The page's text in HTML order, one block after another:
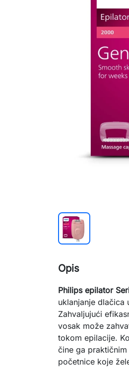
Opis
Philips epilator
uklanjanje dlačica
Zahvaljujući
vosak može
tokom epilacije.
čine ga
početnice koje